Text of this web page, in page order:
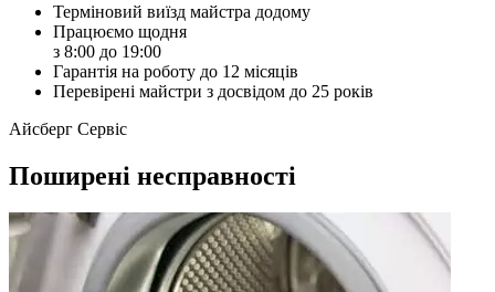
Терміновий виїзд майстра додому
Працюємо щодня
з 8:00 до 19:00
Гарантія на роботу до 12 місяців
Перевірені майстри з досвідом до 25 років
Айсберг Сервіс
Поширені несправності